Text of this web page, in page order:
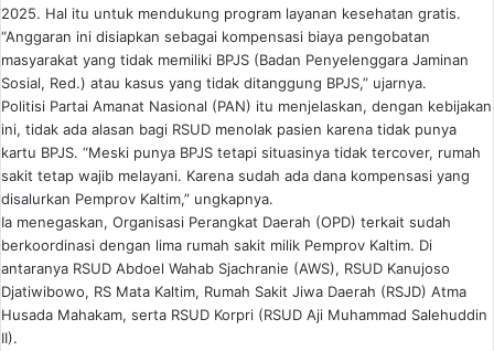
2025. Hal itu untuk mendukung program layanan kesehatan gratis.
“Anggaran ini disiapkan sebagai kompensasi biaya pengobatan
masyarakat yang tidak memiliki BPJS (Badan Penyelenggara Jaminan
Sosial, Red.) atau kasus yang tidak ditanggung BPJS,” ujarnya.
Politisi Partai Amanat Nasional (PAN) itu menjelaskan, dengan kebijakan
ini, tidak ada alasan bagi RSUD menolak pasien karena tidak punya
kartu BPJS. “Meski punya BPJS tetapi situasinya tidak tercover, rumah
sakit tetap wajib melayani. Karena sudah ada dana kompensasi yang
disalurkan Pemprov Kaltim,” ungkapnya.
Ia menegaskan, Organisasi Perangkat Daerah (OPD) terkait sudah
berkoordinasi dengan lima rumah sakit milik Pemprov Kaltim. Di
antaranya RSUD Abdoel Wahab Sjachranie (AWS), RSUD Kanujoso
Djatiwibowo, RS Mata Kaltim, Rumah Sakit Jiwa Daerah (RSJD) Atma
Husada Mahakam, serta RSUD Korpri (RSUD Aji Muhammad Salehuddin
II).